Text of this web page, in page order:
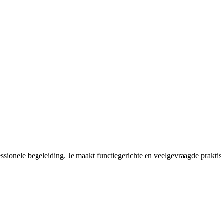
begeleiding. Je maakt functiegerichte en veelgevraagde